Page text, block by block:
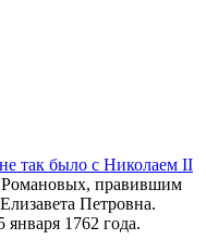
так было с Николаем II
правившим
Петровна.
1762 года.